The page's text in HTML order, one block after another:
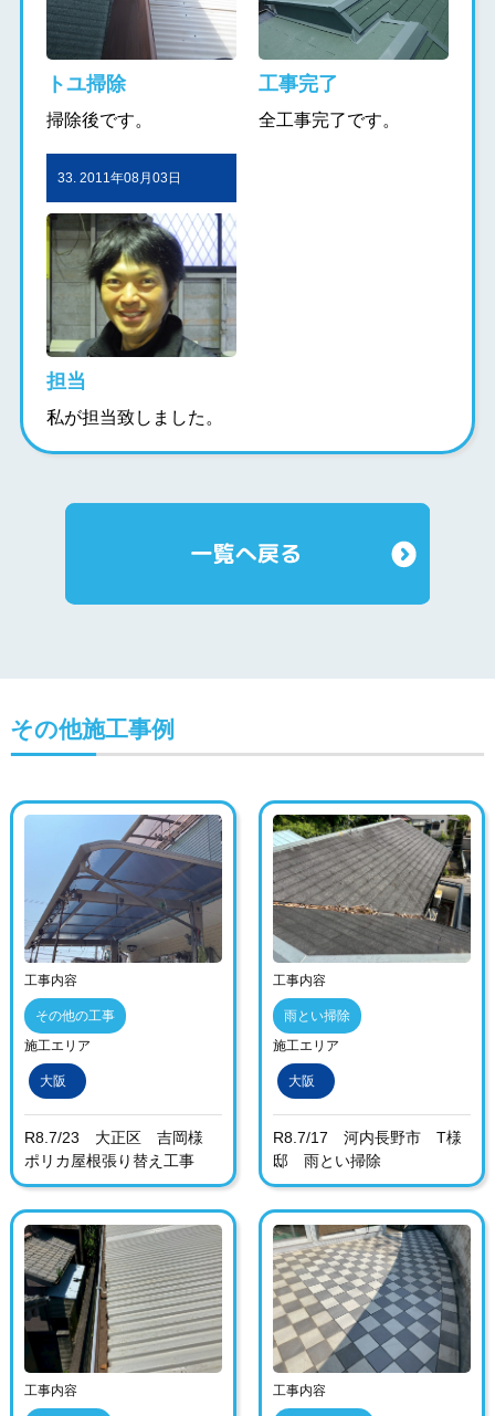
トユ掃除
掃除後です。
工事完了
全工事完了です。
33. 2011年08月03日
担当
私が担当致しました。
その他施工事例
工事内容
その他の工事
施工エリア
大阪
R8.7/23 大正区 吉岡様
ポリカ屋根張り替え工事
工事内容
雨とい掃除
施工エリア
大阪
R8.7/17 河内長野市 T様
邸 雨とい掃除
工事内容 工事内容